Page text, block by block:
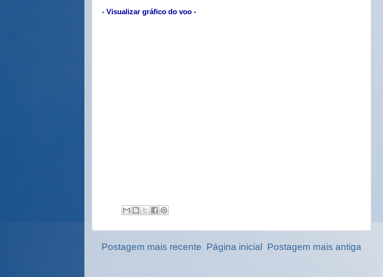
- Visualizar gráfico do voo -
Postagem mais recente Postagem mais antiga
Página inicial